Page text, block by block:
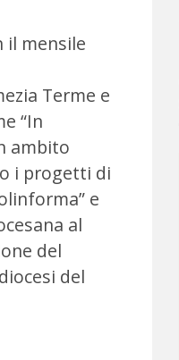
il mensile
Terme e
“In
ambito
i progetti di
e
al
del
del